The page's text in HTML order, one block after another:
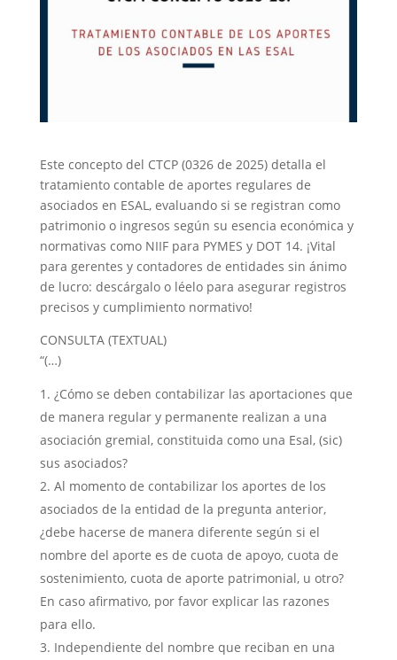
Este concepto del CTCP (0326 de 2025) detalla el
tratamiento contable de aportes regulares de
asociados en ESAL, evaluando si se registran como
patrimonio o ingresos según su esencia económica y
normativas como NIIF para PYMES y DOT 14. ¡Vital
para gerentes y contadores de entidades sin ánimo
de lucro: descárgalo o léelo para asegurar registros
precisos y cumplimiento normativo!
CONSULTA (TEXTUAL)
“(…)
¿Cómo se deben contabilizar las aportaciones que
de manera regular y permanente realizan a una
asociación gremial, constituida como una Esal, (sic)
sus asociados?
Al momento de contabilizar los aportes de los
asociados de la entidad de la pregunta anterior,
¿debe hacerse de manera diferente según si el
nombre del aporte es de cuota de apoyo, cuota de
sostenimiento, cuota de aporte patrimonial, u otro?
En caso afirmativo, por favor explicar las razones
para ello.
Independiente del nombre que reciban en una